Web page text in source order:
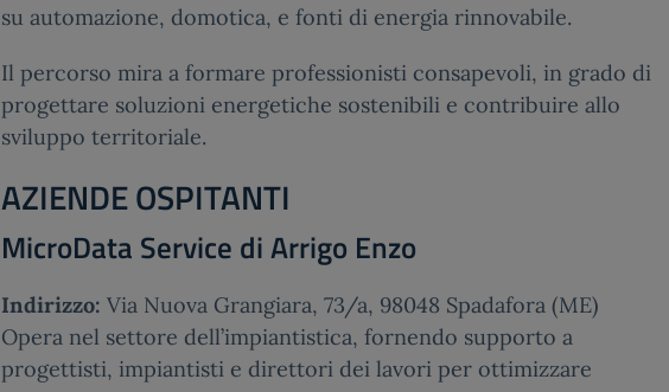
su automazione, domotica, e fonti di energia rinnovabile.
Il percorso mira a formare professionisti consapevoli, in grado di
progettare soluzioni energetiche sostenibili e contribuire allo
sviluppo territoriale.
AZIENDE OSPITANTI
MicroData Service di Arrigo Enzo
Indirizzo: Via Nuova Grangiara, 73/a, 98048 Spadafora (ME)
Opera nel settore dell’impiantistica, fornendo supporto a
progettisti, impiantisti e direttori dei lavori per ottimizzare